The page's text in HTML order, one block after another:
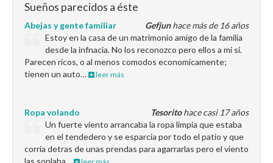
Sueños parecidos a éste
Gefjunhace más de 16 años
Abejas y gente familiar
Estoy en la casa de un matrimonio amigo de la familia
desde la infnacia. No los reconozco pero ellos a mi si.
Parecen ricos, o al menos comodos economicamente;
tienen un auto…
leer más
Tesoritohace casi 17 años
Ropa volando
Un fuerte viento arrancaba la ropa limpia que estaba
en el tendedero y se esparcia por todo el patio y que
corria detras de unas prendas para agarrarlas pero el viento
las soplaba…